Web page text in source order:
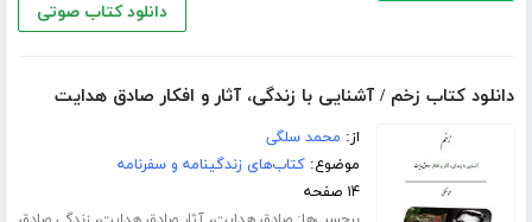
دانلود کتاب صوتی
دانلود کتاب زخم / آشنایی با زندگی، آثار و افکار صادق هدایت
از: محمد سلگی
موضوع:کتاب‌های زندگینامه و سفرنامه
۱۴ صفحه